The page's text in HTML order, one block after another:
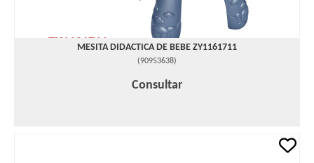
MESITA DIDACTICA DE BEBE ZY1161711
(90953638)
Consultar